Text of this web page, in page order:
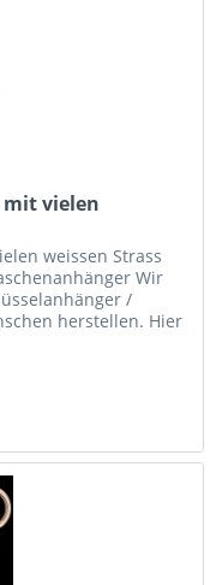
mit vielen
weissen Strass
Wir
/
herstellen. Hier